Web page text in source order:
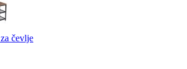
čevlje